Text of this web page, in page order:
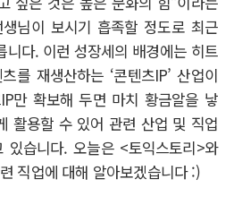
님이 보시기 흡족할 정도로 최근
니다. 이런 성장세의 배경에는 히트
를 재생산하는 ‘콘텐츠IP’산업이
IP만 확보해 두면 마치 황금알을 낳
활용할 수 있어 관련 산업 및 직업
있습니다.오늘은 <토익스토리>와
직업에 대해 알아보겠습니다:)